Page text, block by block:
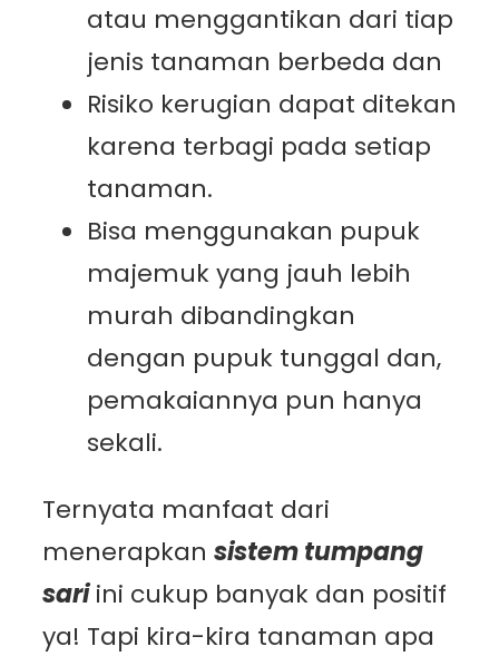
atau menggantikan dari tiap
jenis tanaman berbeda dan
Risiko kerugian dapat ditekan
karena terbagi pada setiap
tanaman.
Bisa menggunakan pupuk
majemuk yang jauh lebih
murah dibandingkan
dengan pupuk tunggal dan,
pemakaiannya pun hanya
sekali.
Ternyata manfaat dari
menerapkan sistem tumpang
sariini cukup banyak dan positif
ya! Tapi kira-kira tanaman apa